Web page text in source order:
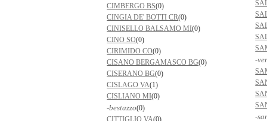
CIMBERGO BS(0)
CINGIA DE' BOTTI CR(0)
CINISELLO BALSAMO MI(0)
CINO SO(0)
CIRIMIDO CO(0)
CISANO BERGAMASCO BG(0)
CISERANO BG(0)
CISLAGO VA(1)
CISLIANO MI(0)
-bestazzo(0)
-
-